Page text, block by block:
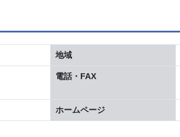
地域
電話・FAX
ホームページ